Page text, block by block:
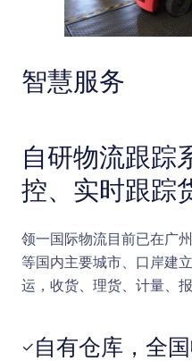
智慧服务
自研物流跟踪
控、实时跟踪
领一国际物流目前已在广
等国内主要城市、口岸建
运，收货、理货、计量、报
✓ 自有仓库，全